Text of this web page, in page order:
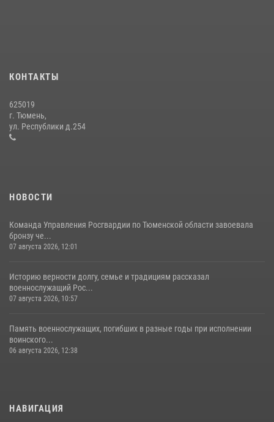
Сотрудники тюменского СОБР "Сова" отработали навыки
десантирования на Урале
16 июля 2026, 10:42
КОНТАКТЫ
625019
г. Тюмень,
ул. Республики д.254
НОВОСТИ
Команда Управления Росгвардии по Тюменской области завоевала
бронзу че...
07 августа 2026, 12:01
Историю верности долгу, семье и традициям рассказал
военнослужащий Рос...
07 августа 2026, 10:57
Память военнослужащих, погибших в разные годы при исполнении
воинского...
06 августа 2026, 12:38
НАВИГАЦИЯ